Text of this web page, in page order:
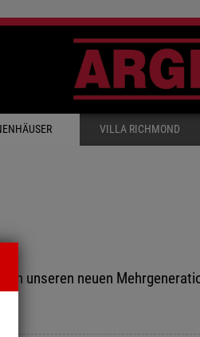
VILLA RICHMOND
in unseren neuen